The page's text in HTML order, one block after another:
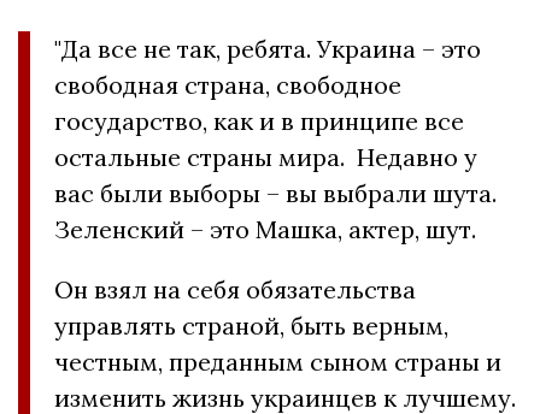
"Да все не так, ребята. Украина – это
свободная страна, свободное
государство, как и в принципе все
остальные страны мира. Недавно у
вас были выборы – вы выбрали шута.
Зеленский – это Машка, актер, шут.
Он взял на себя обязательства
управлять страной, быть верным,
честным, преданным сыном страны и
изменить жизнь украинцев к лучшему.